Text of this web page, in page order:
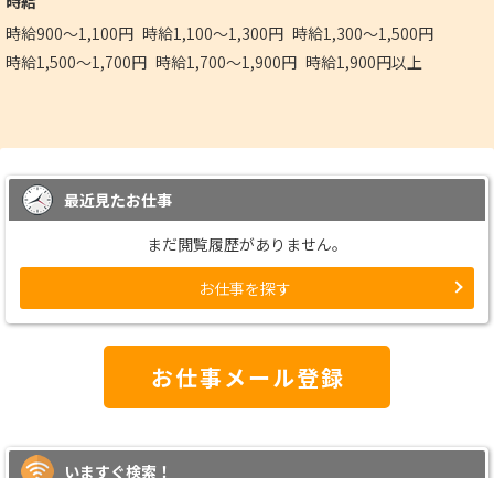
時給900～1,100円 時給1,100～1,300円 時給1,300～1,500円
時給1,500～1,700円 時給1,700～1,900円 時給1,900円以上
最近見たお仕事
まだ閲覧履歴がありません。
お仕事を探す
お仕事メール登録
いますぐ検索！